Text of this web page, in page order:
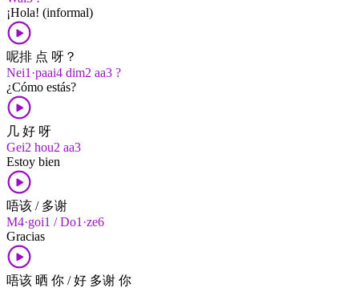
¡Hola! (informal)
呢排 点 呀？
Nei1·paai4 dim2 aa3 ?
¿Cómo estás?
几 好 呀
Gei2 hou2 aa3
Estoy bien
唔该 / 多谢
M4·goi1 / Do1·ze6
Gracias
唔该 晒 你 / 好 多谢 你